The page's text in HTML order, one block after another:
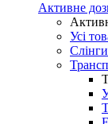
Активне
Усі